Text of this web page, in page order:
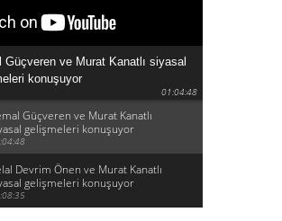
Güçveren ve Murat Kanatlı siyasal
konuşuyor
01:04:48
Güçveren ve Murat Kanatlı
gelişmeleri konuşuyor
Devrim Önen ve Murat Kanatlı
gelişmeleri konuşuyor